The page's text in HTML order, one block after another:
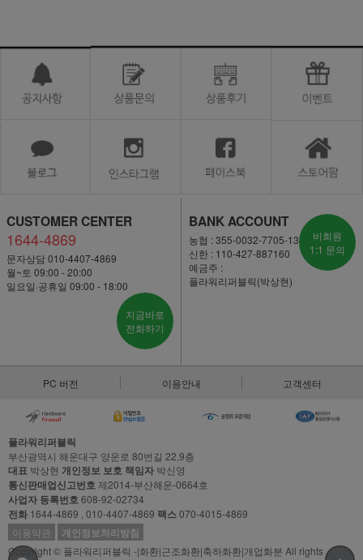
CUSTOMER CENTER
1644-4869
문자상담 010-4407-4869
월~토 09:00 - 20:00
일요일·공휴일 09:00 - 18:00
지금바로
전화하기
BANK ACCOUNT
농협 : 355-0032-7705-13
신한 : 110-427-887160
예금주 :
플라워리퍼블릭(박상현)
비회원
1:1 문의
PC 버전 이용안내 고객센터
플라워리퍼블릭
부산광역시 해운대구 양운로 80번길 22,9층
대표 박상현 개인정보 보호 책임자 박신영
통신판매업신고번호제2014-부산해운-0664호
사업자 등록번호608-92-02734
전화 1644-4869 , 010-4407-4869 팩스070-4015-4869
이용약관
개인정보처리방침
Copyright © 플라워리퍼블릭 -|화환|근조화환|축하화환|개업화분 All rights